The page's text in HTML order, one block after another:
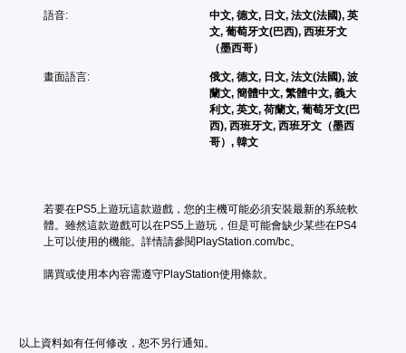
語音:
中文, 德文, 日文, 法文(法國), 英
文, 葡萄牙文(巴西), 西班牙文
（墨西哥）
畫面語言:
俄文, 德文, 日文, 法文(法國), 波
蘭文, 簡體中文, 繁體中文, 義大
利文, 英文, 荷蘭文, 葡萄牙文(巴
西), 西班牙文, 西班牙文（墨西
哥）, 韓文
若要在PS5上遊玩這款遊戲，您的主機可能必須安裝最新的系統軟
體。雖然這款遊戲可以在PS5上遊玩，但是可能會缺少某些在PS4
上可以使用的機能。詳情請參閱PlayStation.com/bc。
購買或使用本內容需遵守PlayStation使用條款。
以上資料如有任何修改，恕不另行通知。